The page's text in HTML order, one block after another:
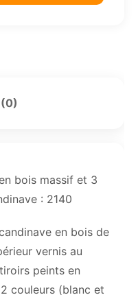
bois massif et 3
: 2140
en bois de
vernis au
peints en
couleurs (blanc et